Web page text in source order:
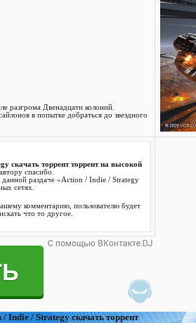
разгрома Двенадцати колоний.
в попытке добраться до звездного
скачать торрент торрент на высокой
спасибо.
данной раздаче «Action / Indie / Strategy
сетях.
комментарию, пользователю будет
что то другое.
Indie / Strategy скачать торрент